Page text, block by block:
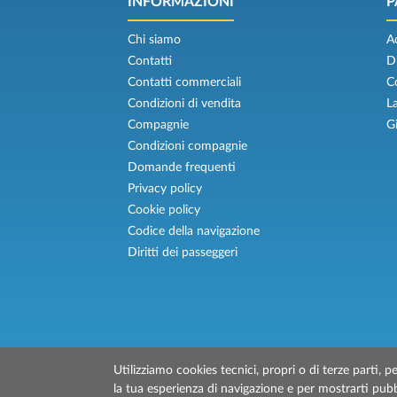
Chi siamo
Contatti
Contatti commerciali
Condizioni di vendita
Compagnie
Condizioni compagnie
Domande frequenti
Privacy policy
Cookie policy
Codice della navigazione
Diritti dei passeggeri
© 2026 Traghettilines è gestito da
Utilizziamo cookies tecnici, propri o di terze parti,
la tua esperienza di navigazione e per mostrarti